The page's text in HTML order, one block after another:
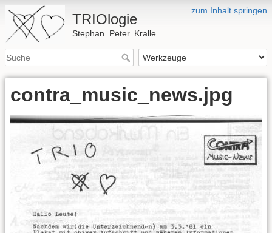
zum Inhalt springen
TRIOlogie
Stephan. Peter. Kralle.
contra_music_news.jpg